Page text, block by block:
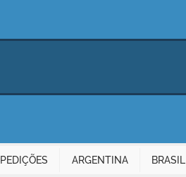
ARGENTINA BRASIL